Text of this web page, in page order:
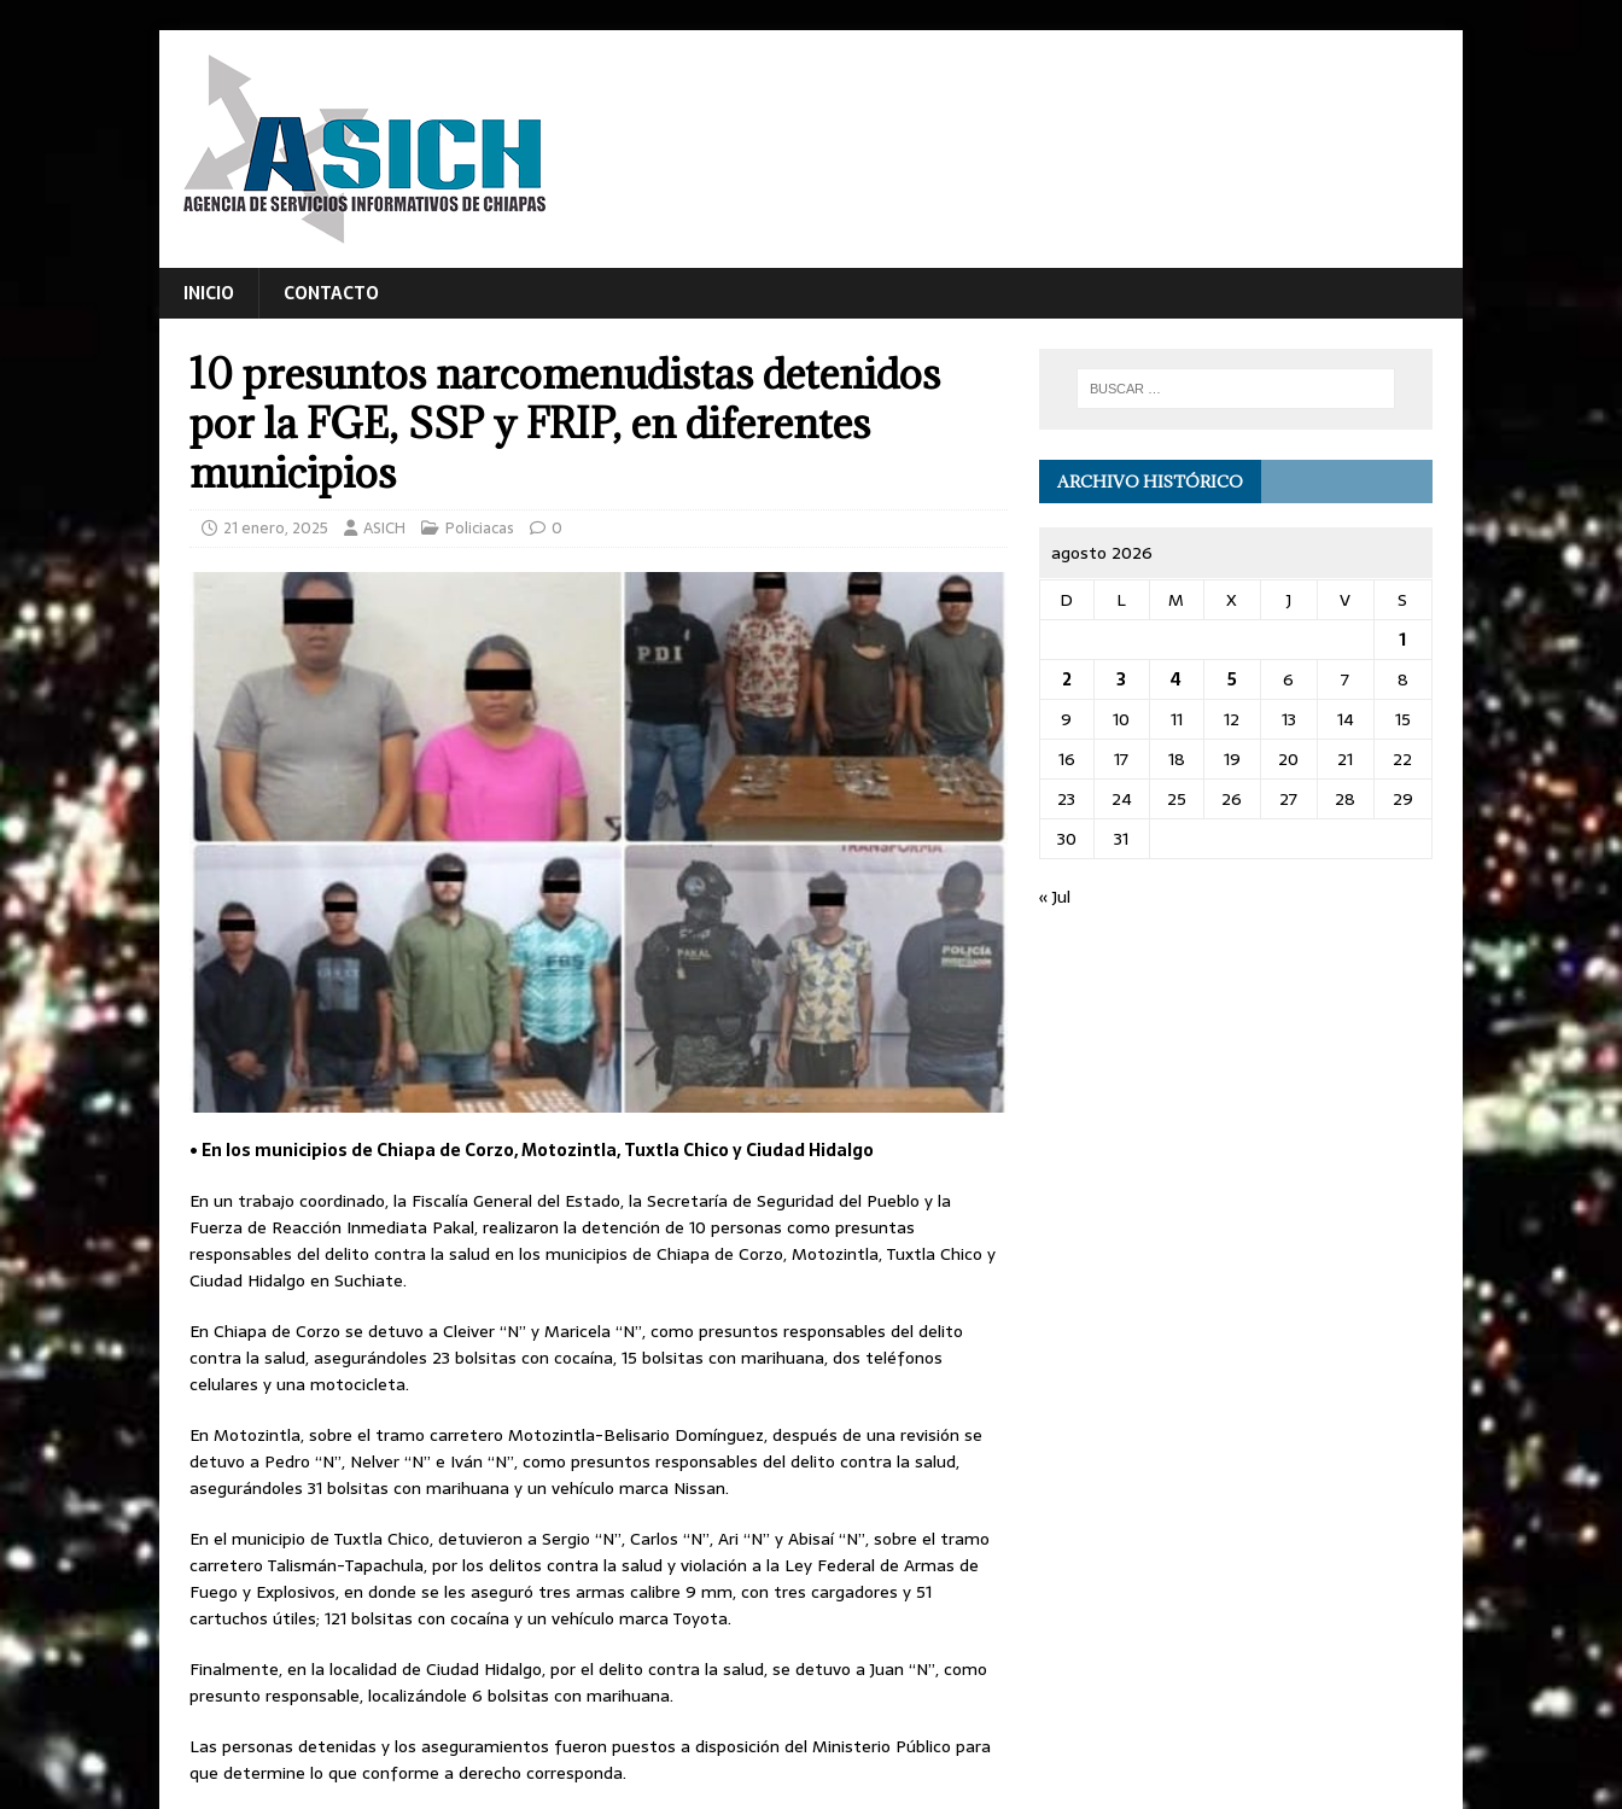
INICIO CONTACTO
10 presuntos narcomenudistas detenidos
por la FGE, SSP y FRIP, en diferentes
municipios
21 enero, 2025 ASICH Policiacas 0
• En los municipios de Chiapa de Corzo, Motozintla, Tuxtla Chico y Ciudad Hidalgo
En un trabajo coordinado, la Fiscalía General del Estado, la Secretaría de Seguridad del Pueblo y la
Fuerza de Reacción Inmediata Pakal, realizaron la detención de 10 personas como presuntas
responsables del delito contra la salud en los municipios de Chiapa de Corzo, Motozintla, Tuxtla Chico y
Ciudad Hidalgo en Suchiate.
En Chiapa de Corzo se detuvo a Cleiver “N” y Maricela “N”, como presuntos responsables del delito
contra la salud, asegurándoles 23 bolsitas con cocaína, 15 bolsitas con marihuana, dos teléfonos
celulares y una motocicleta.
En Motozintla, sobre el tramo carretero Motozintla-Belisario Domínguez, después de una revisión se
detuvo a Pedro “N”, Nelver “N” e Iván “N”, como presuntos responsables del delito contra la salud,
asegurándoles 31 bolsitas con marihuana y un vehículo marca Nissan.
En el municipio de Tuxtla Chico, detuvieron a Sergio “N”, Carlos “N”, Ari “N” y Abisaí “N”, sobre el tramo
carretero Talismán-Tapachula, por los delitos contra la salud y violación a la Ley Federal de Armas de
Fuego y Explosivos, en donde se les aseguró tres armas calibre 9 mm, con tres cargadores y 51
cartuchos útiles; 121 bolsitas con cocaína y un vehículo marca Toyota.
Finalmente, en la localidad de Ciudad Hidalgo, por el delito contra la salud, se detuvo a Juan “N”, como
presunto responsable, localizándole 6 bolsitas con marihuana.
Las personas detenidas y los aseguramientos fueron puestos a disposición del Ministerio Público para
que determine lo que conforme a derecho corresponda.
ARCHIVO HISTÓRICO
agosto 2026
D
L M X J V
S
1
2
3 4 5 6 7
8
9
10 11 12 13 14
15
16
17 18 19 20 21
22
23
24 25 26 27 28
29
30
31
« Jul